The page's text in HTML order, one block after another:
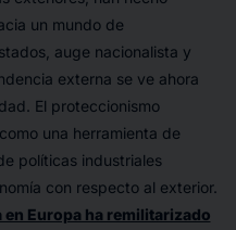
un mundo de
auge nacionalista y
externa se ve ahora
El proteccionismo
una herramienta de
políticas industriales
con respecto al exterior.
en Europa ha remilitarizado